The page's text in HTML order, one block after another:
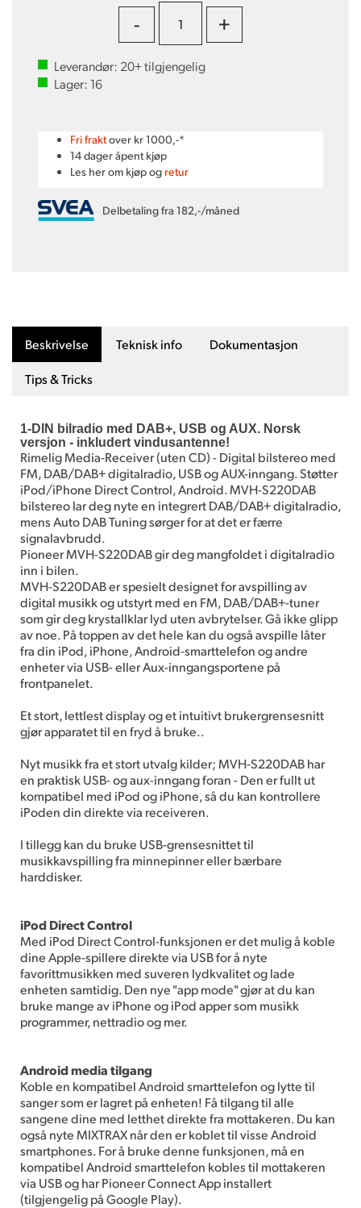
- +
Leverandør: 20+tilgjengelig
Lager:16
Fri fraktover kr 1000,-*
14 dager åpent kjøp
Les her om kjøp og retur
Delbetaling fra 182,-/måned
Beskrivelse Teknisk info Dokumentasjon
Tips & Tricks
1-DIN bilradio med DAB+, USB og AUX. Norsk
versjon - inkludert vindusantenne!
Rimelig Media-Receiver (uten CD) - Digital bilstereo med
FM, DAB/DAB+ digitalradio, USB og AUX-inngang. Støtter
iPod/iPhone Direct Control, Android. MVH-S220DAB
bilstereo lar deg nyte en integrert DAB/DAB+ digitalradio,
mens Auto DAB Tuning sørger for at det er færre
signalavbrudd.
Pioneer MVH-S220DAB gir deg mangfoldet i digitalradio
inn i bilen.
MVH-S220DAB er spesielt designet for avspilling av
digital musikk og utstyrt med en FM, DAB/DAB+-tuner
som gir deg krystallklar lyd uten avbrytelser. Gå ikke glipp
av noe. På toppen av det hele kan du også avspille låter
fra din iPod, iPhone, Android-smarttelefon og andre
enheter via USB- eller Aux-inngangsportene på
frontpanelet.
Et stort, lettlest display og et intuitivt brukergrensesnitt
gjør apparatet til en fryd å bruke..
Nyt musikk fra et stort utvalg kilder; MVH-S220DAB har
en praktisk USB- og aux-inngang foran - Den er fullt ut
kompatibel med iPod og iPhone, så du kan kontrollere
iPoden din direkte via receiveren.
I tillegg kan du bruke USB-grensesnittet til
musikkavspilling fra minnepinner eller bærbare
harddisker.
iPod Direct Control
Med iPod Direct Control-funksjonen er det mulig å koble
dine Apple-spillere direkte via USB for å nyte
favorittmusikken med suveren lydkvalitet og lade
enheten samtidig. Den nye "app mode" gjør at du kan
bruke mange av iPhone og iPod apper som musikk
programmer, nettradio og mer.
Android media tilgang
Koble en kompatibel Android smarttelefon og lytte til
sanger som er lagret på enheten! Få tilgang til alle
sangene dine med letthet direkte fra mottakeren. Du kan
også nyte MIXTRAX når den er koblet til visse Android
smartphones. For å bruke denne funksjonen, må en
kompatibel Android smarttelefon kobles til mottakeren
via USB og har Pioneer Connect App installert
(tilgjengelig på Google Play).